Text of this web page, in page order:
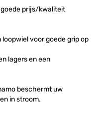
goede prijs/kwaliteit
voor goede grip op
lagers en een
beschermt uw
in stroom.